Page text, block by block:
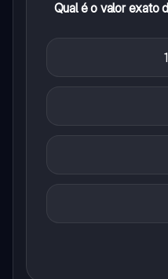
Qual é o valor exato